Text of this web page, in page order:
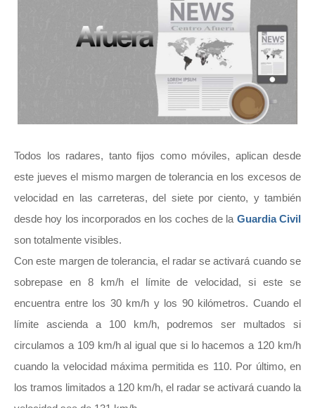
Todos los radares, tanto fijos como móviles, aplican desde
este jueves el mismo margen de tolerancia en los excesos de
velocidad en las carreteras, del siete por ciento, y también
desde hoy los incorporados en los coches de la Guardia Civil
son totalmente visibles.
Con este margen de tolerancia, el radar se activará cuando se
sobrepase en 8 km/h el límite de velocidad, si este se
encuentra entre los 30 km/h y los 90 kilómetros. Cuando el
límite ascienda a 100 km/h, podremos ser multados si
circulamos a 109 km/h al igual que si lo hacemos a 120 km/h
cuando la velocidad máxima permitida es 110. Por último, en
los tramos limitados a 120 km/h, el radar se activará cuando la